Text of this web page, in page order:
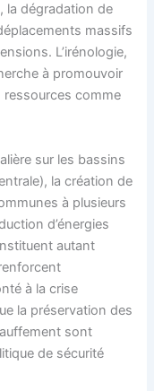
la dégradation de
massifs
L’irénologie,
à promouvoir
ressources comme
sur les bassins
la création de
à plusieurs
d’énergies
autant
à la crise
la préservation des
sont
de sécurité